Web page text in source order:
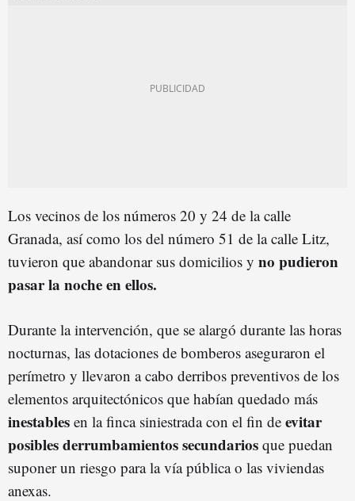
Los vecinos de los números 20 y 24 de la calle
Granada, así como los del número 51 de la calle Litz,
tuvieron que abandonar sus domicilios y no pudieron
pasar la noche en ellos.
Durante la intervención, que se alargó durante las horas
nocturnas, las dotaciones de bomberos aseguraron el
perímetro y llevaron a cabo derribos preventivos de los
elementos arquitectónicos que habían quedado más
inestables en la finca siniestrada con el fin de evitar
posibles derrumbamientos secundarios que puedan
suponer un riesgo para la vía pública o las viviendas
anexas.